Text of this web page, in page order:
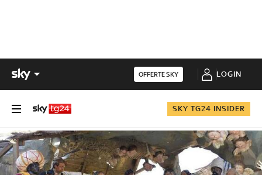
OFFERTE SKY LOGIN
SKY TG24 INSIDER